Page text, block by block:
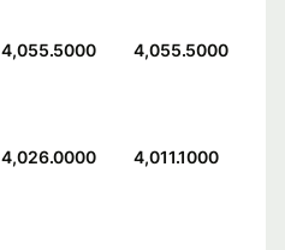
4,055.5000 4,055.5000
4,026.0000 4,011.1000